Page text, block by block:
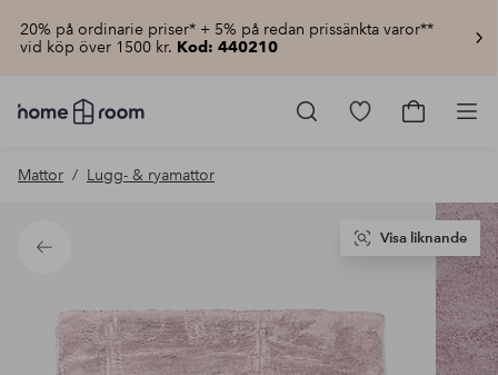
20% på ordinarie priser* + 5% på redan prissänkta varor**
vid köp över 1500 kr. Kod: 440210
Homeroom
–
hemmet
pris
Gå
Gå
Mattor Lugg- & ryamattor
Tillbaka
Visa liknande